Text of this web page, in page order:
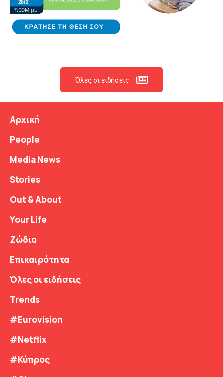
Όλες οι ειδήσεις
Αρχική
People
Media News
Stories
Out & About
Your Life
Ζώδια
Επικαιρότητα
Όλες οι ειδήσεις
Trends
#Eurovision
#Netflix
#Κύπρος